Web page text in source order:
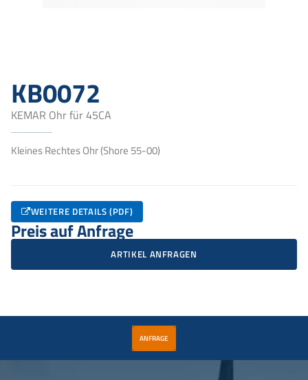
KB0072
KEMAR Ohr für 45CA
Kleines Rechtes Ohr (Shore 55-00)
WEITERE DETAILS (PDF)
Preis auf Anfrage
ARTIKEL ANFRAGEN
ANFRAGE